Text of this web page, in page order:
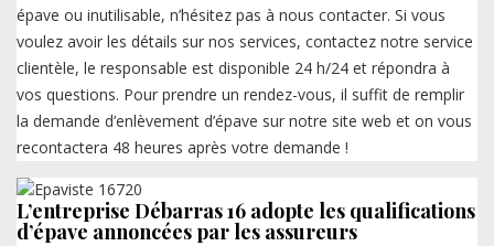
épave ou inutilisable, n’hésitez pas à nous contacter. Si vous
voulez avoir les détails sur nos services, contactez notre service
clientèle, le responsable est disponible 24 h/24 et répondra à
vos questions. Pour prendre un rendez-vous, il suffit de remplir
la demande d’enlèvement d’épave sur notre site web et on vous
recontactera 48 heures après votre demande !
L’entreprise Débarras 16 adopte les qualifications
d’épave annoncées par les assureurs